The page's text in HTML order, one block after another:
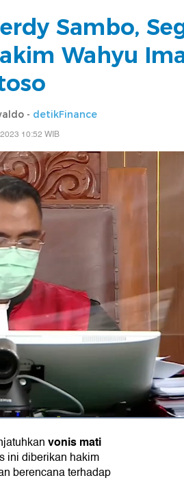
Sambo,
Wahyu
- detikFinance
10:52 WIB
vonis mati
ini diberikan hakim
berencana terhadap